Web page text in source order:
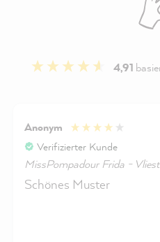
4,91
Anonym
Verifizierter Kunde
MissPompadour Frida -
Schönes Muster